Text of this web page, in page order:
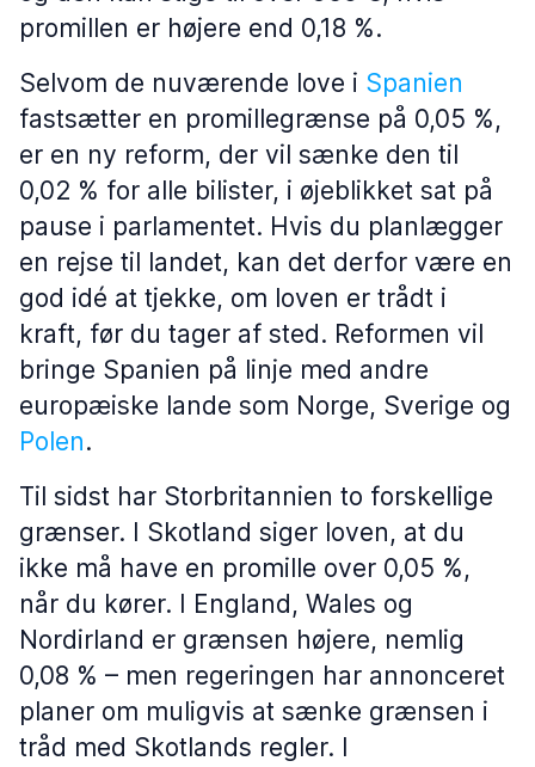
promillen er højere end 0,18 %.
Selvom de nuværende love i Spanien
fastsætter en promillegrænse på 0,05 %,
er en ny reform, der vil sænke den til
0,02 % for alle bilister, i øjeblikket sat på
pause i parlamentet. Hvis du planlægger
en rejse til landet, kan det derfor være en
god idé at tjekke, om loven er trådt i
kraft, før du tager af sted. Reformen vil
bringe Spanien på linje med andre
europæiske lande som Norge, Sverige og
Polen.
Til sidst har Storbritannien to forskellige
grænser. I Skotland siger loven, at du
ikke må have en promille over 0,05 %,
når du kører. I England, Wales og
Nordirland er grænsen højere, nemlig
0,08 % – men regeringen har annonceret
planer om muligvis at sænke grænsen i
tråd med Skotlands regler. I